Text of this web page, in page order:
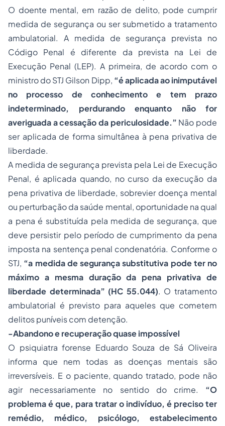
O doente mental, em razão de delito, pode cumprir
medida de segurança ou ser submetido a tratamento
ambulatorial. A medida de segurança prevista no
Código Penal é diferente da prevista na Lei de
Execução Penal (LEP). A primeira, de acordo com o
ministro do STJ Gilson Dipp, “é aplicada ao inimputável
no processo de conhecimento e tem prazo
indeterminado, perdurando enquanto não for
averiguada a cessação da periculosidade.” Não pode
ser aplicada de forma simultânea à pena privativa de
liberdade.
A medida de segurança prevista pela Lei de Execução
Penal, é aplicada quando, no curso da execução da
pena privativa de liberdade, sobrevier doença mental
ou perturbação da saúde mental, oportunidade na qual
a pena é substituída pela medida de segurança, que
deve persistir pelo período de cumprimento da pena
imposta na sentença penal condenatória. Conforme o
STJ, “a medida de segurança substitutiva pode ter no
máximo a mesma duração da pena privativa de
liberdade determinada” (HC 55.044). O tratamento
ambulatorial é previsto para aqueles que cometem
delitos puníveis com detenção.
-Abandono e recuperação quase impossível
O psiquiatra forense Eduardo Souza de Sá Oliveira
informa que nem todas as doenças mentais são
irreversíveis. E o paciente, quando tratado, pode não
agir necessariamente no sentido do crime. “O
problema é que, para tratar o indivíduo, é preciso ter
remédio, médico, psicólogo, estabelecimento